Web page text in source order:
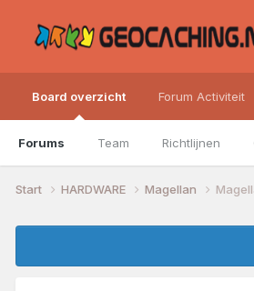
Board overzicht
Forums Team Richtlijnen
Forum Activiteit
Start HARDWARE Magellan